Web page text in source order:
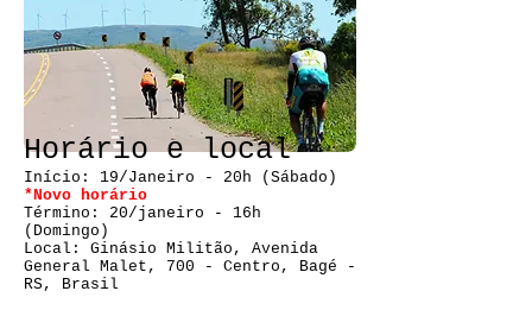
Horário e local
Início: 19/Janeiro - 20h (Sábado)
*Novo horário
Término: 20/janeiro - 16h
(Domingo)
Local: Ginásio Militão, Avenida
General Malet, 700 - Centro, Bagé -
RS, Brasil